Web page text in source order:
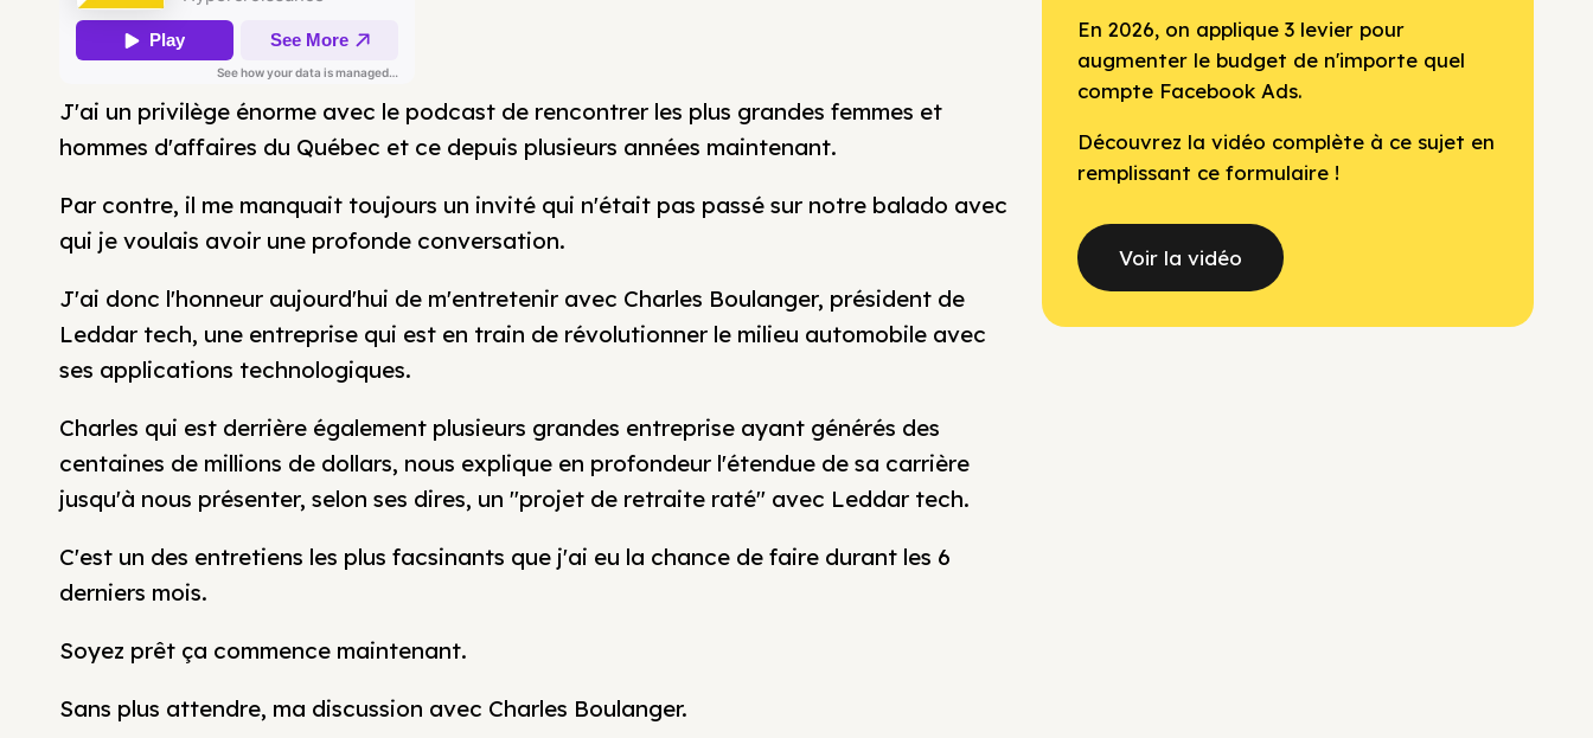
J'ai un privilège énorme avec le podcast de rencontrer les plus grandes femmes et
hommes d'affaires du Québec et ce depuis plusieurs années maintenant.
Par contre, il me manquait toujours un invité qui n'était pas passé sur notre balado avec
qui je voulais avoir une profonde conversation.
J'ai donc l'honneur aujourd'hui de m'entretenir avec Charles Boulanger, président de
Leddar tech, une entreprise qui est en train de révolutionner le milieu automobile avec
ses applications technologiques.
Charles qui est derrière également plusieurs grandes entreprise ayant générés des
centaines de millions de dollars, nous explique en profondeur l'étendue de sa carrière
jusqu'à nous présenter, selon ses dires, un "projet de retraite raté" avec Leddar tech.
C'est un des entretiens les plus facsinants que j'ai eu la chance de faire durant les 6
derniers mois.
Soyez prêt ça commence maintenant.
Sans plus attendre, ma discussion avec Charles Boulanger.
En 2026, on applique 3 levier pour
augmenter le budget de n'importe quel
compte Facebook Ads.
Découvrez la vidéo complète à ce sujet en
remplissant ce formulaire !
Voir la vidéo